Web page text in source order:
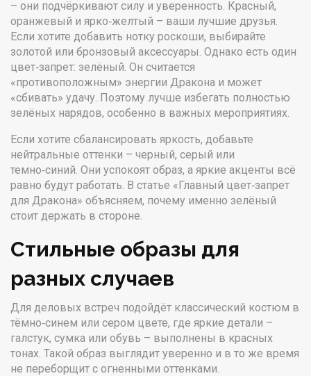
– они подчёркивают силу и уверенность. Красный,
оранжевый и ярко‑желтый – ваши лучшие друзья.
Если хотите добавить нотку роскоши, выбирайте
золотой или бронзовый аксессуары. Однако есть один
цвет‑запрет: зелёный. Он считается
«противоположным» энергии Дракона и может
«сбивать» удачу. Поэтому лучше избегать полностью
зелёных нарядов, особенно в важных мероприятиях.
Если хотите сбалансировать яркость, добавьте
нейтральные оттенки – черный, серый или
темно‑синий. Они успокоят образ, а яркие акценты всё
равно будут работать. В статье «Главный цвет‑запрет
для Дракона» объясняем, почему именно зелёный
стоит держать в стороне.
Стильные образы для
разных случаев
Для деловых встреч подойдёт классический костюм в
тёмно‑синем или сером цвете, где яркие детали –
галстук, сумка или обувь – выполнены в красных
тонах. Такой образ выглядит уверенно и в то же время
не переборщит с огненными оттенками.